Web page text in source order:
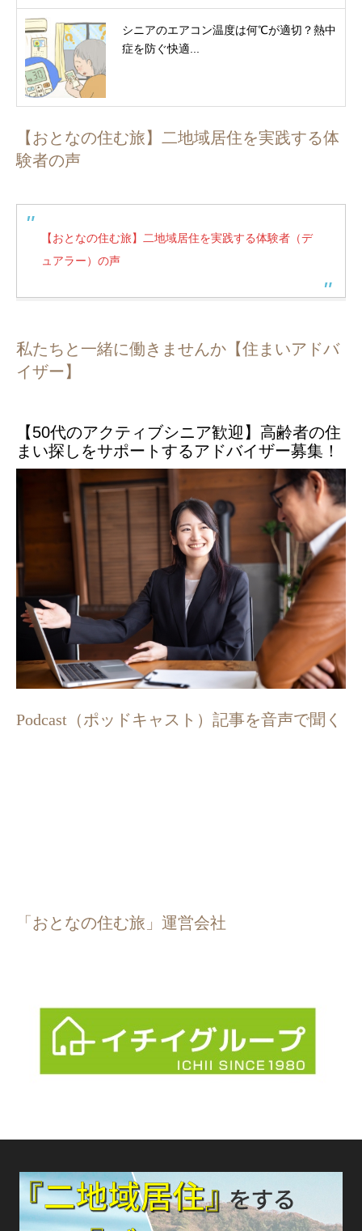
シニアのエアコン温度は何℃が適切？熱中
症を防ぐ快適...
【おとなの住む旅】二地域居住を実践する体
験者の声
【おとなの住む旅】二地域居住を実践する体験者（デ
ュアラー）の声
私たちと一緒に働きませんか【住まいアドバ
イザー】
【50代のアクティブシニア歓迎】高齢者の住
まい探しをサポートするアドバイザー募集！
Podcast（ポッドキャスト）記事を音声で聞く
「おとなの住む旅」運営会社